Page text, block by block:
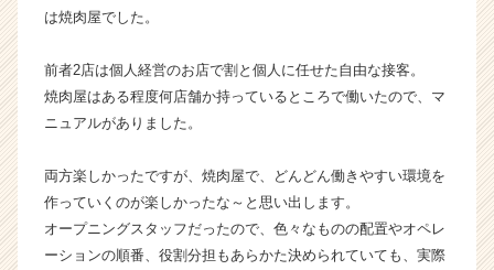
か
ら
ス
ウ
が
届
く
は焼肉屋でした。
前者2店は個人経営のお店で割と個人に任せた自由な接客。
焼肉屋はある程度何店舗か持っているところで働いたので、マ
ニュアルがありました。
両方楽しかったですが、焼肉屋で、どんどん働きやすい環境を
作っていくのが楽しかったな～と思い出します。
オープニングスタッフだったので、色々なものの配置やオペレ
ーションの順番、役割分担もあらかた決められていても、実際